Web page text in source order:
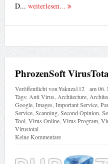
D... weiterlesen...
PhrozenSoft
Veröffentlicht von¥akuza112 am06.
Tags: Anti Virus Architecture,
Google, Images Important Service,
Service, Scanning, Second Opinion
Tool, Virus Online, Virus Program,
Virustotal
Keine Kommentare